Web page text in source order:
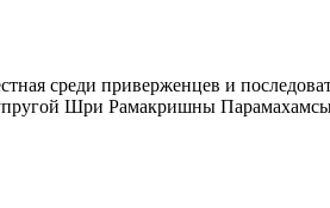
среди приверженцев и
Шри Рамакришны